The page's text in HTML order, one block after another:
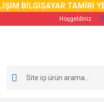
BİLGİSAYAR TAMİRİ
Hoşgeldiniz